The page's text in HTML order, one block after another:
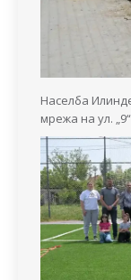
Населба
мрежа на ул. „9“